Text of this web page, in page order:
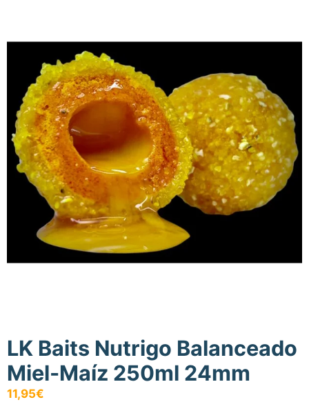
LK Baits Nutrigo Balanceado
Miel-Maíz 250ml 24mm
11,95€